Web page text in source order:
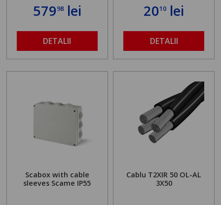
57998lei
DETALII
2010 lei
DETALII
Scabox with cable
sleeves Scame IP55
Cablu T2XIR 50 OL-AL
3X50